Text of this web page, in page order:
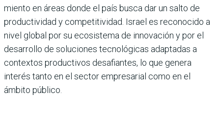
miento en áreas donde el país busca dar un salto de
produc­tividad y competitividad. Israel es reconocido a
nivel global por su ecosistema de innovación y por el
desarro­llo de soluciones tecnológi­cas adaptadas a
contextos productivos desafiantes, lo que genera
interés tanto en el sector empresarial como en el
ámbito público.